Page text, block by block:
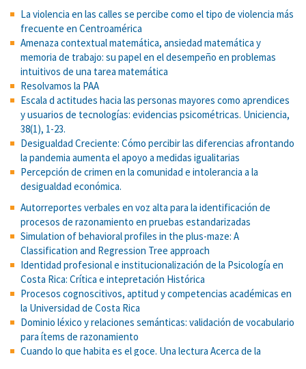
La violencia en las calles se percibe como el tipo de violencia más
frecuente en Centroamérica
Amenaza contextual matemática, ansiedad matemática y
memoria de trabajo: su papel en el desempeño en problemas
intuitivos de una tarea matemática
Resolvamos la PAA
Escala d actitudes hacia las personas mayores como aprendices
y usuarios de tecnologías: evidencias psicométricas. Uniciencia,
38(1), 1-23.
Desigualdad Creciente: Cómo percibir las diferencias afrontando
la pandemia aumenta el apoyo a medidas igualitarias
Percepción de crimen en la comunidad e intolerancia a la
desigualdad económica.
Autorreportes verbales en voz alta para la identificación de
procesos de razonamiento en pruebas estandarizadas
Simulation of behavioral profiles in the plus-maze: A
Classification and Regression Tree approach
Identidad profesional e institucionalización de la Psicología en
Costa Rica: Crítica e intepretación Histórica
Procesos cognoscitivos, aptitud y competencias académicas en
la Universidad de Costa Rica
Dominio léxico y relaciones semánticas: validación de vocabulario
para ítems de razonamiento
Cuando lo que habita es el goce. Una lectura Acerca de la